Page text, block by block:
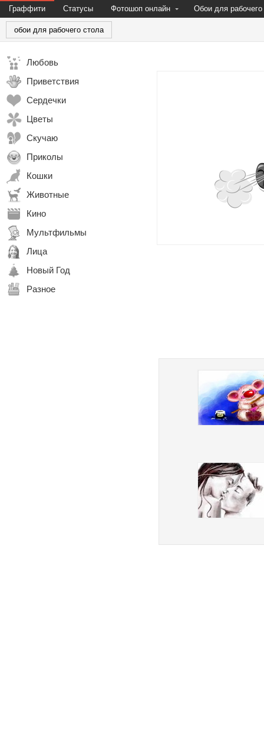
Граффити Статусы Фотошоп онлайн Обои для рабочего
обои для рабочего стола
Любовь
Приветствия
Сердечки
Цветы
Скучаю
Приколы
Кошки
Животные
Кино
Мультфильмы
Лица
Новый Год
Разное